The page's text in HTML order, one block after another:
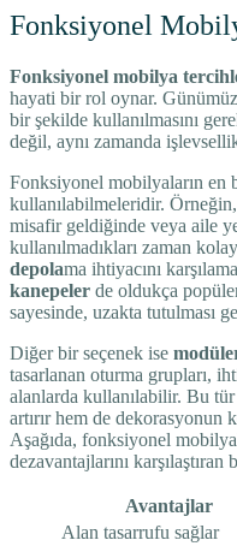
Fonksiyonel
Fonksiyonel mobilya
hayati bir rol oynar.
bir şekilde kullanılmasını
değil, aynı zamanda
Fonksiyonel mobilyaların en
kullanılabilmeleridir. Örneğin,
misafir geldiğinde veya aile
kullanılmadıkları zaman
depolama ihtiyacını
kanepeler de oldukça
sayesinde, uzakta tutulması
Diğer bir seçenek ise
tasarlanan oturma grupları,
alanlarda kullanılabilir. Bu
artırır hem de dekorasyonun
Aşağıda, fonksiyonel
dezavantajlarını
Avantajlar
Alan tasarrufu sağlar